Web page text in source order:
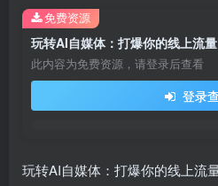
此内容为免费资源，请登录后查看
登录
免费资源
玩转AI自媒体：打爆你的线上流